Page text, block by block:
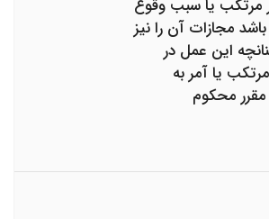
مرتکب یا سبب وقوع
مجازات آن را نیز
این عمل در
یا آمر به
محکوم